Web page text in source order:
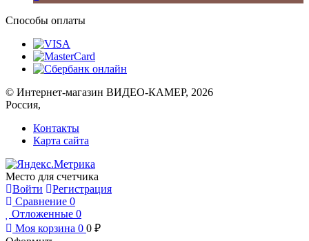
Способы оплаты
© Интернет-магазин ВИДЕО-КАМЕР, 2026
Россия,
Контакты
Карта сайта
Место для счетчика
Войти
Регистрация
Сравнение 0
Отложенные 0
Моя корзина 0 0 ₽